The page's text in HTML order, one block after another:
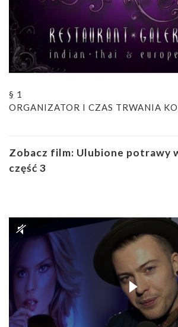
§ 1
ORGANIZATOR I CZAS TRWANIA
Zobacz film: Ulubione potrawy
część 3